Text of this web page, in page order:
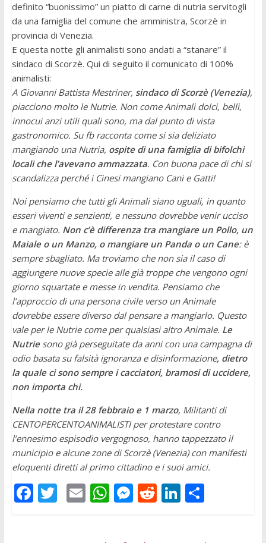
definito “buonissimo” un piatto di carne di nutria servitogli
da una famiglia del comune che amministra, Scorzè in
provincia di Venezia.
E questa notte gli animalisti sono andati a “stanare” il
sindaco di Scorzè. Qui di seguito il comunicato di 100%
animalisti:
A Giovanni Battista Mestriner, sindaco di Scorzè (Venezia),
piacciono molto le Nutrie. Non come Animali dolci, belli,
innocui anzi utili quali sono, ma dal punto di vista
gastronomico. Su fb racconta come si sia deliziato
mangiando una Nutria, ospite di una famiglia di bifolchi
locali che l’avevano ammazzata. Con buona pace di chi si
scandalizza perché i Cinesi mangiano Cani e Gatti!
Noi pensiamo che tutti gli Animali siano uguali, in quanto
esseri viventi e senzienti, e nessuno dovrebbe venir ucciso
e mangiato. Non c’è differenza tra mangiare un Pollo, un
Maiale o un Manzo, o mangiare un Panda o un Cane: è
sempre sbagliato. Ma troviamo che non sia il caso di
aggiungere nuove specie alle già troppe che vengono ogni
giorno squartate e messe in vendita. Pensiamo che
l’approccio di una persona civile verso un Animale
dovrebbe essere diverso dal pensare a mangiarlo. Questo
vale per le Nutrie come per qualsiasi altro Animale. Le
Nutrie sono già perseguitate da anni con una campagna di
odio basata su falsità ignoranza e disinformazione, dietro
la quale ci sono sempre i cacciatori, bramosi di uccidere,
non importa chi.
Nella notte tra il 28 febbraio e 1 marzo, Militanti di
CENTOPERCENTOANIMALISTI per protestare contro
l’ennesimo espisodio vergognoso, hanno tappezzato il
municipio e alcune zone di Scorzè (Venezia) con manifesti
eloquenti diretti al primo cittadino e i suoi amici.
F T E W M R Li C